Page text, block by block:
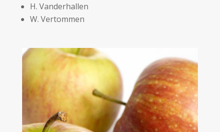
H. Vanderhallen
W. Vertommen